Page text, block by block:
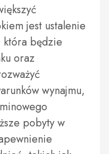
jest ustalenie
która będzie
oraz
wynajmu,
pobyty w